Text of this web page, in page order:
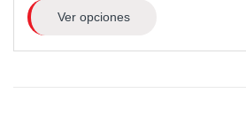
Ver opciones